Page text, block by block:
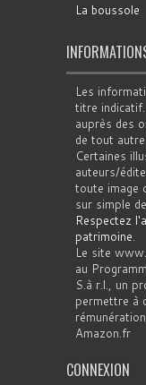
La boussole
Les
titre
auprès des
de tout
Certaines
auteurs/
toute image
sur simple
Respectez
patrimoine.
Le site
au
S.à r.l., un
permettre à
Amazon.fr
CONNEXION